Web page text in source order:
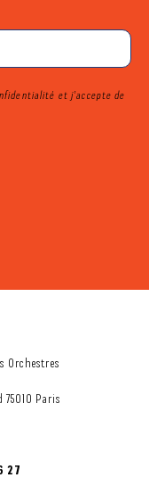
et j’accepte de
Orchestres
75010 Paris
27